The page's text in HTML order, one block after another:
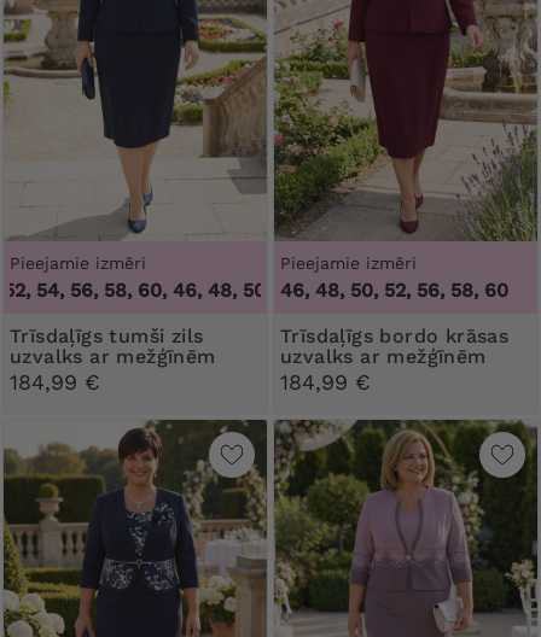
Pieejamie izmēri
54, 56, 58, 60, 46, 48, 50, 52, 54, 56, 58, 60
Trīsdaļīgs tumši zils
uzvalks ar mežģīnēm
184,99 €
Pieejamie izmēri
46, 48, 50, 52, 56, 58, 60
Trīsdaļīgs bordo krāsas
uzvalks ar mežģīnēm
184,99 €